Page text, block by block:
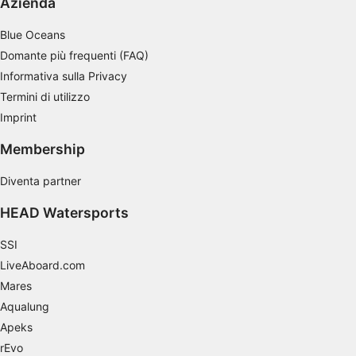
Blue Oceans
Domante più frequenti (FAQ)
Informativa sulla Privacy
Termini di utilizzo
Imprint
Membership
Diventa partner
HEAD Watersports
SSI
LiveAboard.com
Mares
Aqualung
Apeks
rEvo
Utilizzare dati limitati per la selezione dei
contenuti
Caratteristiche speciali IAB:
Utilizzare dati di geolocalizzazione precisi
Riconoscere i dispositivi in base a
informazioni richieste attivamente
Finalità di trattamento non legate all'AIAB:
Necessario
Pubblicità